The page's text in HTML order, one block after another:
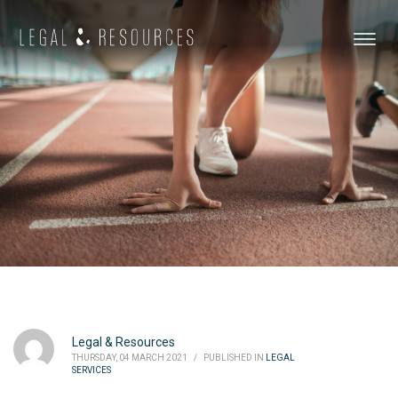
Legal & Resources
THURSDAY, 04 MARCH 2021 / PUBLISHED IN
LEGAL
SERVICES